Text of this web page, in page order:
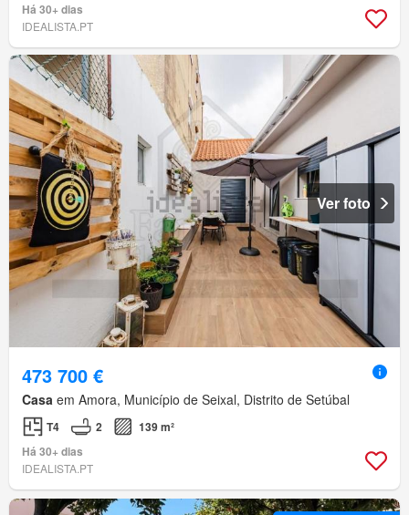
Há 30+ dias
IDEALISTA.PT
Ver foto
473 700 €
Casa em Amora, Município de Seixal, Distrito de Setúbal
T4 2
139 m²
Há 30+ dias
IDEALISTA.PT